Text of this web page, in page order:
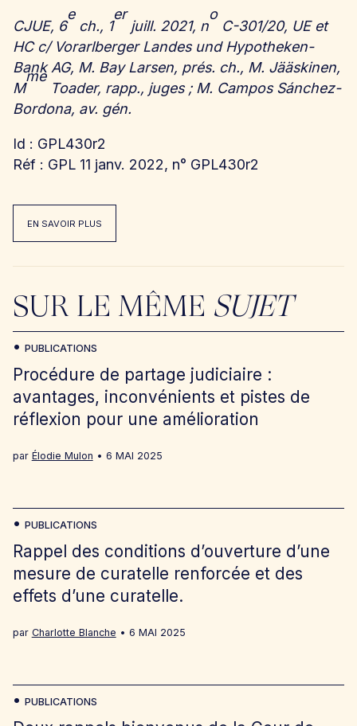
CJUE, 6
e
ch., 1
er
juill. 2021, n
o
C-301/20, UE et
HC c/ Vorarlberger Landes und Hypotheken-
Bank AG, M. Bay Larsen, prés. ch., M. Jääskinen,
M
me
Toader, rapp., juges ; M. Campos Sánchez-
Bordona, av. gén.
Id : GPL430r2
Réf : GPL 11 janv. 2022, n° GPL430r2
EN SAVOIR PLUS
SUR LE MÊME SUJET
Procédure de partage judiciaire :
avantages, inconvénients et pistes de
réflexion pour une amélioration
par Élodie Mulon 6 MAI 2025
PUBLICATIONS
Rappel des conditions d’ouverture d’une
mesure de curatelle renforcée et des
effets d’une curatelle.
par Charlotte Blanche 6 MAI 2025
PUBLICATIONS
PUBLICATIONS